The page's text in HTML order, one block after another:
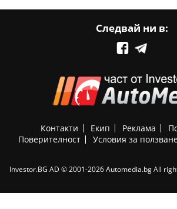
Следвай ни в:
Контакти Екип Реклама
Поверителност
Условия за
Investor.BG AD © 2001-2026 Automedia.bg All